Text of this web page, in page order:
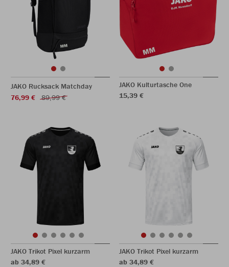
JAKO Rucksack Matchday
76,99 €
89,99 €
JAKO Kulturtasche One
15,39 €
JAKO Trikot Pixel kurzarm
ab 34,89 €
JAKO Trikot Pixel kurzarm
ab 34,89 €